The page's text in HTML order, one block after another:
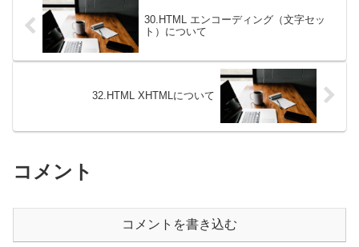
30.HTML エンコーディング（文字セッ
ト）について
32.HTML XHTMLについて
コメント
コメントを書き込む